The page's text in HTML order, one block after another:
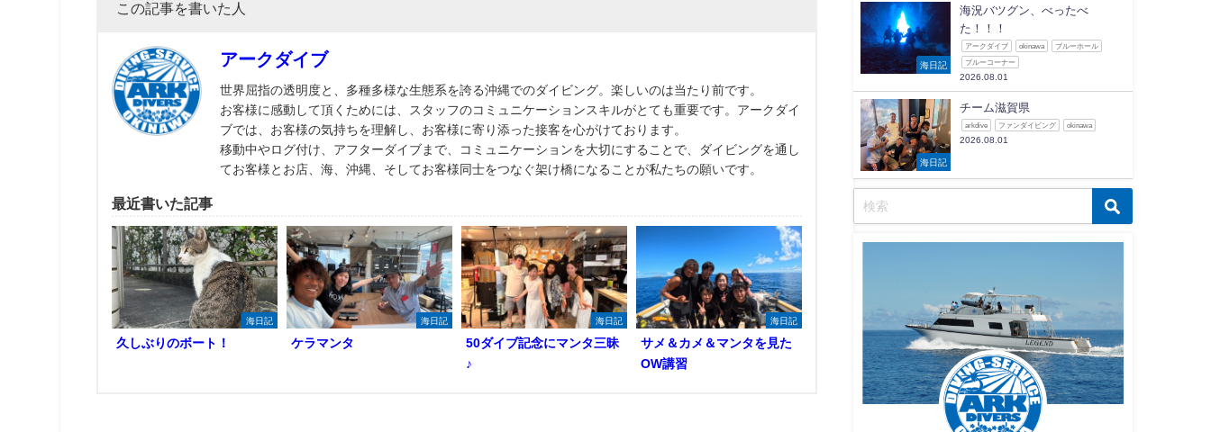
この記事を書いた人
アークダイブ
世界屈指の透明度と、多種多様な生態系を誇る沖縄でのダイビング。楽しいのは当たり前です。
お客様に感動して頂くためには、スタッフのコミュニケーションスキルがとても重要です。アークダイ
ブでは、お客様の気持ちを理解し、お客様に寄り添った接客を心がけております。
移動中やログ付け、アフターダイブまで、コミュニケーションを大切にすることで、ダイビングを通し
てお客様とお店、海、沖縄、そしてお客様同士をつなぐ架け橋になることが私たちの願いです。
最近書いた記事
海日記
久しぶりのボート！
海日記
ケラマンタ
海日記
50ダイブ記念にマンタ三昧
♪
海日記
サメ＆カメ＆マンタを見た
OW講習
海日記
海況バツグン、べったべ
た！！！
アークダイブ okinawa ブルーホール
ブルーコーナー
2026.08.01
海日記
チーム滋賀県
arkdive ファンダイビング okinawa
2026.08.01